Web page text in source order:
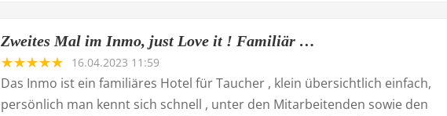
Zweites Mal im Inmo, just Love it ! Familiär …
16.04.2023 11:59
Das Inmo ist ein familiäres Hotel für Taucher , klein übersichtlich einfach,
persönlich man kennt sich schnell , unter den Mitarbeitenden sowie den